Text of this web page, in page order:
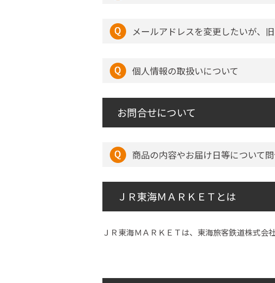
メールアドレスを変更したいが、
個人情報の取扱いについて
お問合せについて
商品の内容やお届け日等について問
ＪＲ東海ＭＡＲＫＥＴとは
ＪＲ東海ＭＡＲＫＥＴは、東海旅客鉄道株式会